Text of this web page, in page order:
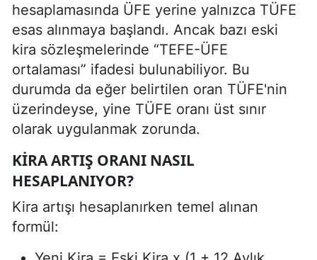
hesaplamasında ÜFE yerine yalnızca TÜFE
esas alınmaya başlandı. Ancak bazı eski
kira sözleşmelerinde “TEFE-ÜFE
ortalaması” ifadesi bulunabiliyor. Bu
durumda da eğer belirtilen oran TÜFE'nin
üzerindeyse, yine TÜFE oranı üst sınır
olarak uygulanmak zorunda.
KIRA ARTIŞ ORANI NASIL
HESAPLANIYOR?
Kira artışı hesaplanırken temel alınan
formül: